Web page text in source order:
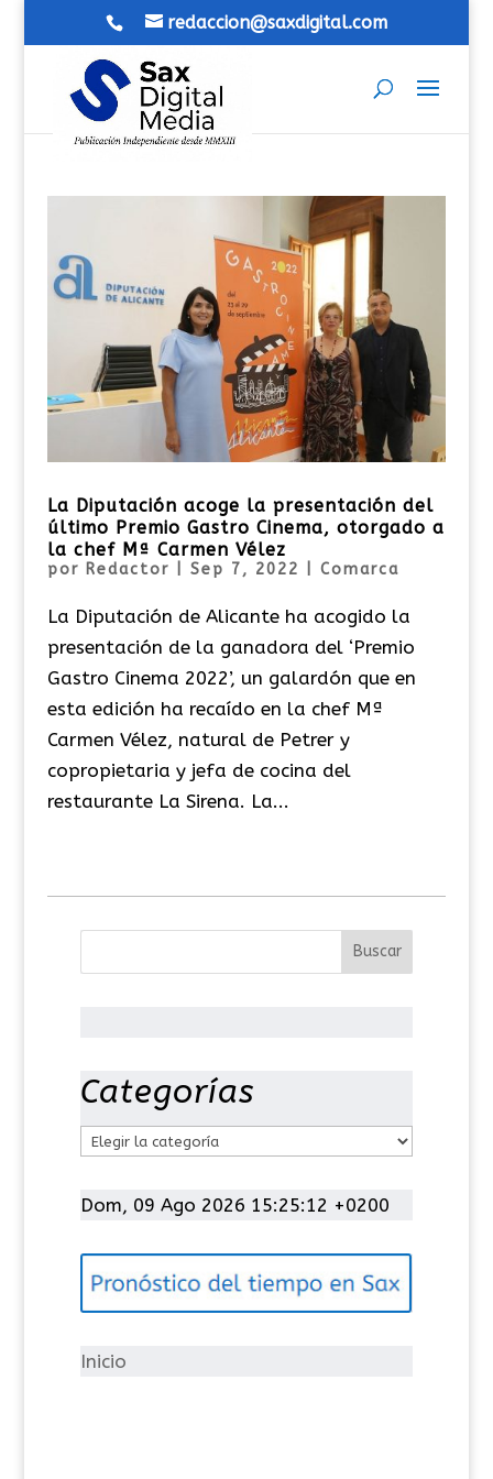
redaccion@saxdigital.com
La Diputación acoge la presentación del
último Premio Gastro Cinema, otorgado a
la chef Mª Carmen Vélez
por Redactor Sep 7, 2022 Comarca
La Diputación de Alicante ha acogido la
presentación de la ganadora del ‘Premio
Gastro Cinema 2022’, un galardón que en
esta edición ha recaído en la chef Mª
Carmen Vélez, natural de Petrer y
copropietaria y jefa de cocina del
restaurante La Sirena. La...
Categorías
t
g
í
Dom, 09 Ago 2026 15:25:12 +0200
Inicio